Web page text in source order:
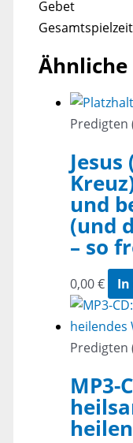
Gebet
Predigten
und
(und
– so
0,00€ In
Predigten
MP3-